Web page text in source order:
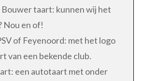
Bouwer taart: kunnen wij het
Nou en of!
of Feyenoord: met het logo
van een bekende club.
een autotaart met onder